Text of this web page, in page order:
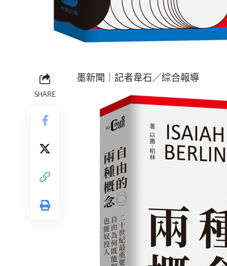
SHARE
墨新聞 ｜記者韋石／綜合報導